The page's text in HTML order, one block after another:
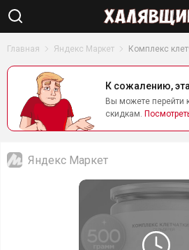
Главная Яндекс Маркет Комплекс
К сожалению,
Вы можете перейти
скидкам.
Яндекс Маркет